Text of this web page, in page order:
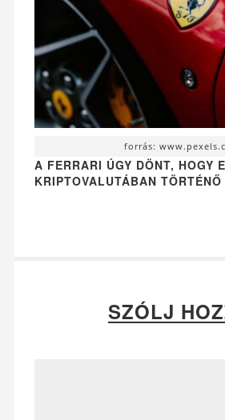
forrás:
A FERRARI ÚGY DÖNT, HOGY
KRIPTOVALUTÁBAN
SZÓLJ